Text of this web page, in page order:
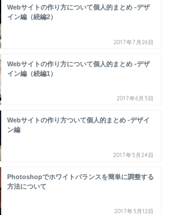
Webサイトの作り方について個人的まとめ -デザ
イン編（続編2）
2017年7月26日
Webサイトの作り方について個人的まとめ -デザ
イン編（続編1）
2017年6月5日
Webサイトの作り方ついて個人的まとめ -デザイ
ン編
2017年5月24日
Photoshopでホワイトバランスを簡単に調整する
方法について
2017年5月12日